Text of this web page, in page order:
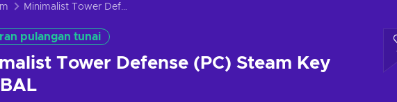
Minimalist Tower Defense (PC) Steam Key GLOBAL
pulangan tunai
Tower Defense (PC) Steam Key